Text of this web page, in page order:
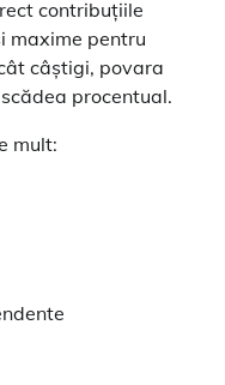
contribuțiile
maxime pentru
câștigi, povara
procentual.
mult: